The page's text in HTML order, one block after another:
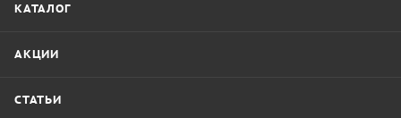
КАТАЛОГ
АКЦИИ
СТАТЬИ